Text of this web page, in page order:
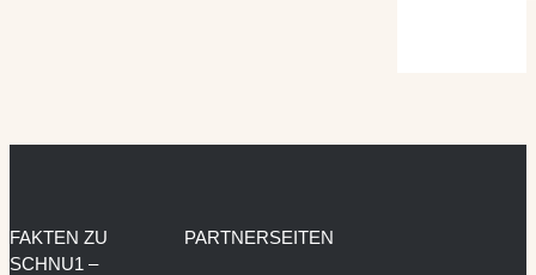
FAKTEN ZU
SCHNU1 –
PARTNERSEITEN